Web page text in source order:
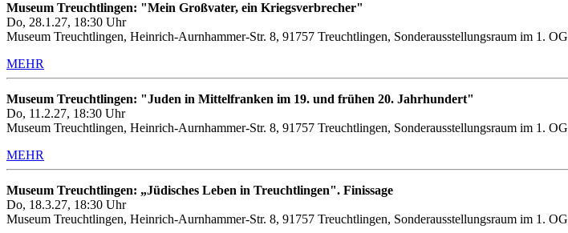
Museum Treuchtlingen: "Mein Großvater, ein Kriegsverbrecher"
Do, 28.1.27, 18:30 Uhr
Museum Treuchtlingen, Heinrich-Aurnhammer-Str. 8, 91757 Treuchtlingen, Sonderausstellungsraum im 1. OG
MEHR
Museum Treuchtlingen: "Juden in Mittelfranken im 19. und frühen 20. Jahrhundert"
Do, 11.2.27, 18:30 Uhr
Museum Treuchtlingen, Heinrich-Aurnhammer-Str. 8, 91757 Treuchtlingen, Sonderausstellungsraum im 1. OG
MEHR
Museum Treuchtlingen: „Jüdisches Leben in Treuchtlingen". Finissage
Do, 18.3.27, 18:30 Uhr
Museum Treuchtlingen, Heinrich-Aurnhammer-Str. 8, 91757 Treuchtlingen, Sonderausstellungsraum im 1. OG